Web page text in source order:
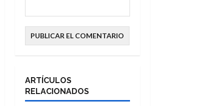
ARTÍCULOS
RELACIONADOS